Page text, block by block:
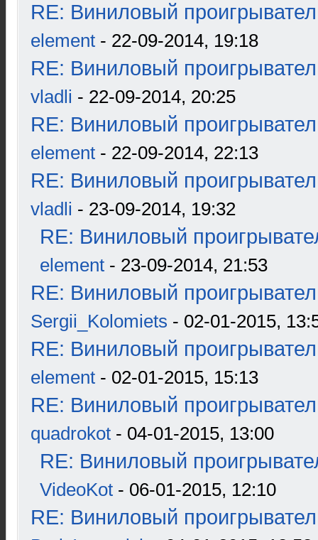
RE: Виниловый
element - 22-09-2014, 19:18
RE: Виниловый
vladli - 22-09-2014, 20:25
RE: Виниловый
element - 22-09-2014, 22:13
RE: Виниловый
vladli - 23-09-2014, 19:32
RE: Виниловый
element - 23-09-2014, 21:53
RE: Виниловый
Sergii_Kolomiets - 02-01-2015,
RE: Виниловый
element - 02-01-2015, 15:13
RE: Виниловый
quadrokot - 04-01-2015, 13:00
RE: Виниловый
VideoKot - 06-01-2015, 12:10
RE: Виниловый